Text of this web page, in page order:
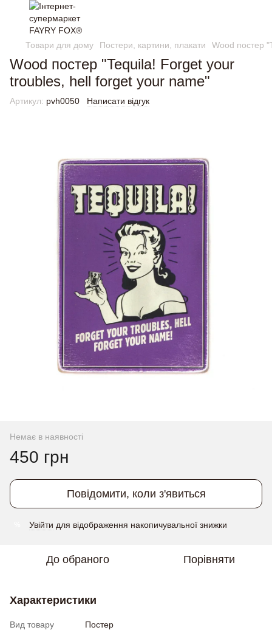
Товари для дому Постери, картини, плакати Wood постер
Wood постер "Tequila! Forget your
troubles, hell forget your name"
Артикул: pvh0050 Написати відгук
Немає в наявності
450 грн
Повідомити, коли з'явиться
Увійти для відображення накопичувальної знижки
До обраного Порівняти
Характеристики
Вид товару Постер